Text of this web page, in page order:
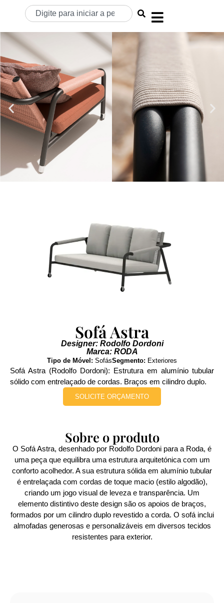
Sofá Astra
Designer: Rodolfo Dordoni
Marca: RODA
Tipo de Móvel: SofásSegmento: Exteriores
Sofá Astra (Rodolfo Dordoni): Estrutura em alumínio tubular
sólido com entrelaçado de cordas. Braços em cilindro duplo.
SOLICITE ORÇAMENTO
Sobre o produto
O Sofá Astra, desenhado por Rodolfo Dordoni para a Roda, é
uma peça que equilibra uma estrutura arquitetónica com um
conforto acolhedor. A sua estrutura sólida em alumínio tubular
é entrelaçada com cordas de toque macio (estilo algodão),
criando um jogo visual de leveza e transparência. Um
elemento distintivo deste design são os apoios de braços,
formados por um cilindro duplo revestido a corda. O sofá inclui
almofadas generosas e personalizáveis em diversos tecidos
resistentes para exterior.